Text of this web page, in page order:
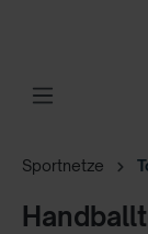
Sportnetze